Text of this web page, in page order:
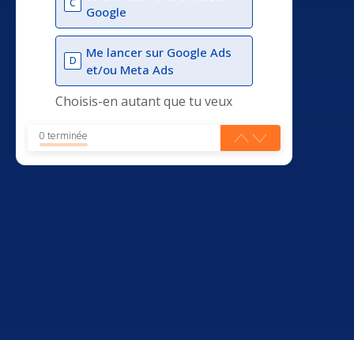
C
Google
D
Me lancer sur Google Ads
et/ou Meta Ads
Choisis-en autant que tu veux
0 terminée